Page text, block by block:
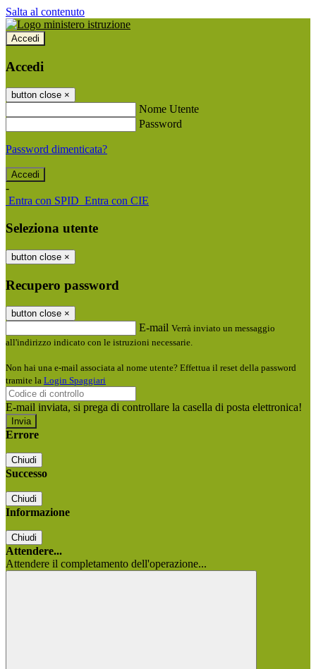
Salta al contenuto
Accedi
Accedi
button close ×
Nome Utente
Password
Password dimenticata?
-
Entra con SPID Entra con CIE
Seleziona utente
button close ×
Recupero password
button close ×
E-mail Verrà inviato un messaggio
all'indirizzo indicato con le istruzioni necessarie.
Non hai una e-mail associata al nome utente? Effettua il reset della password
tramite la Login Spaggiari
E-mail inviata, si prega di controllare la casella di posta elettronica!
Errore
Chiudi
Successo
Chiudi
Informazione
Chiudi
Attendere...
Attendere il completamento dell'operazione...